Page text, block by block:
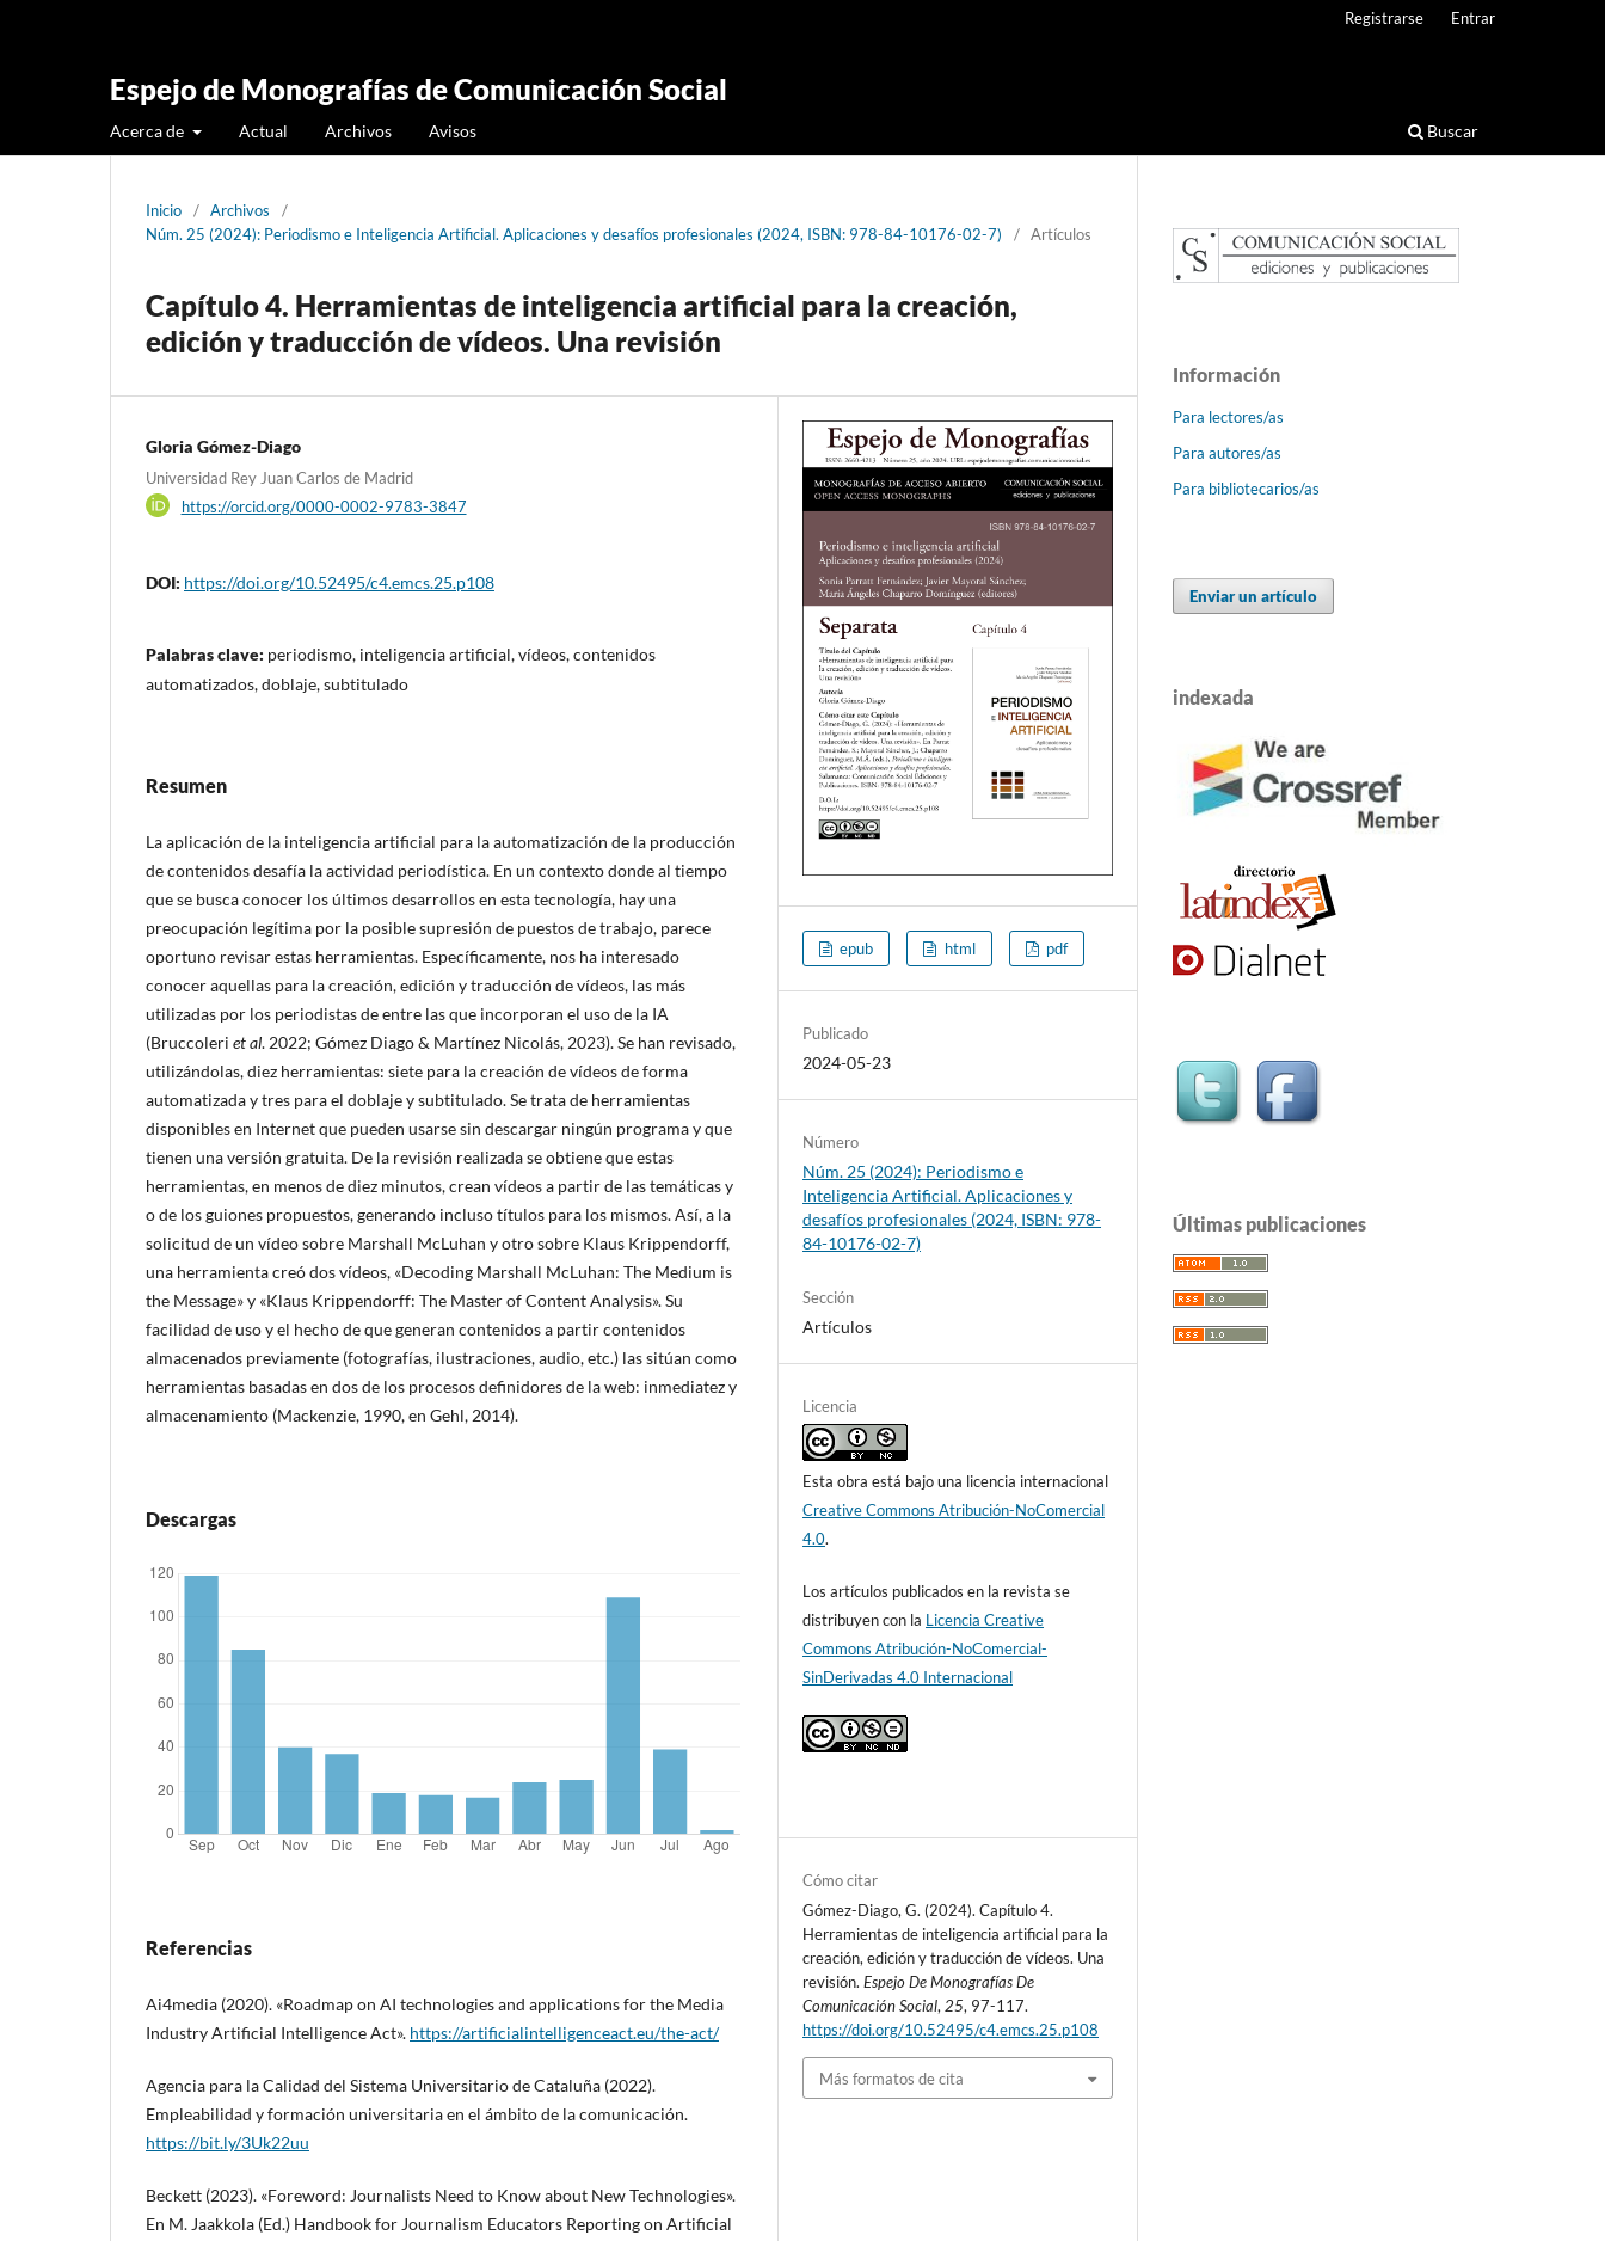
Espejo de Monografías de Comunicación Social
Acerca de Actual Archivos Avisos Buscar
Registrarse Entrar
Inicio / Archivos
/
Núm. 25 (2024): Periodismo e Inteligencia Artificial. Aplicaciones y desafíos profesionales (2024, ISBN: 978-84-10176-02-7)
/ Artículos
Capítulo 4. Herramientas de inteligencia artificial para la creación,
edición y traducción de vídeos. Una revisión
Gloria Gómez-Diago
Universidad Rey Juan Carlos de Madrid
https://orcid.org/0000-0002-9783-3847
DOI: https://doi.org/10.52495/c4.emcs.25.p108
Palabras clave: periodismo, inteligencia artificial, vídeos, contenidos
automatizados, doblaje, subtitulado
Resumen
La aplicación de la inteligencia artificial para la automatización de la producción
de contenidos desafía la actividad periodística. En un contexto donde al tiempo
que se busca conocer los últimos desarrollos en esta tecnología, hay una
preocupación legítima por la posible supresión de puestos de trabajo, parece
oportuno revisar estas herramientas. Específicamente, nos ha interesado
conocer aquellas para la creación, edición y traducción de vídeos, las más
utilizadas por los periodistas de entre las que incorporan el uso de la IA
(Bruccoleri et al. 2022; Gómez Diago & Martínez Nicolás, 2023). Se han revisado,
utilizándolas, diez herramientas: siete para la creación de vídeos de forma
automatizada y tres para el doblaje y subtitulado. Se trata de herramientas
disponibles en Internet que pueden usarse sin descargar ningún programa y que
tienen una versión gratuita. De la revisión realizada se obtiene que estas
herramientas, en menos de diez minutos, crean vídeos a partir de las temáticas y
o de los guiones propuestos, generando incluso títulos para los mismos. Así, a la
solicitud de un vídeo sobre Marshall McLuhan y otro sobre Klaus Krippendorff,
una herramienta creó dos vídeos, «Decoding Marshall McLuhan: The Medium is
the Message» y «Klaus Krippendorff: The Master of Content Analysis». Su
facilidad de uso y el hecho de que generan contenidos a partir contenidos
almacenados previamente (fotografías, ilustraciones, audio, etc.) las sitúan como
herramientas basadas en dos de los procesos definidores de la web: inmediatez y
almacenamiento (Mackenzie, 1990, en Gehl, 2014).
Descargas
Referencias
Ai4media (2020). «Roadmap on AI technologies and applications for the Media
Industry Artificial Intelligence Act». https://artificialintelligenceact.eu/the-act/
Agencia para la Calidad del Sistema Universitario de Cataluña (2022).
Empleabilidad y formación universitaria en el ámbito de la comunicación.
https://bit.ly/3Uk22uu
Beckett (2023). «Foreword: Journalists Need to Know about New Technologies».
En M. Jaakkola (Ed.) Handbook for Journalism Educators Reporting on Artificial
epub html pdf
Publicado
2024-05-23
Número
Núm. 25 (2024): Periodismo e
Inteligencia Artificial. Aplicaciones y
desafíos profesionales (2024, ISBN: 978-
84-10176-02-7)
Sección
Artículos
Licencia
Esta obra está bajo una licencia internacional
Creative Commons Atribución-NoComercial
4.0.
Los artículos publicados en la revista se
distribuyen con la Licencia Creative
Commons Atribución-NoComercial-
SinDerivadas 4.0 Internacional
Cómo citar
Gómez-Diago, G. (2024). Capítulo 4.
Herramientas de inteligencia artificial para la
creación, edición y traducción de vídeos. Una
revisión.Espejo De Monografías De
Comunicación Social,25, 97-117.
https://doi.org/10.52495/c4.emcs.25.p108
Más formatos de cita
Información
Para lectores/as
Para autores/as
Para bibliotecarios/as
Enviar un artículo
indexada
Últimas publicaciones